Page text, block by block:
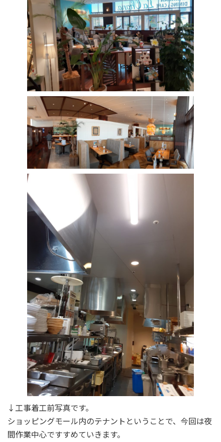
↓工事着工前写真です。
ショッピングモール内のテナントということで、今回は夜
間作業中心ですすめていきます。